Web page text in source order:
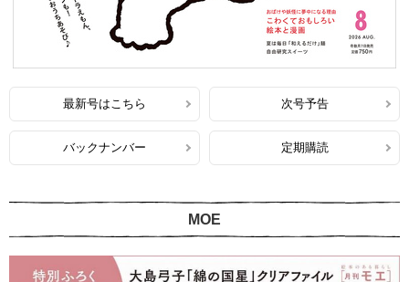
最新号はこちら 次号予告
バックナンバー 定期購読
MOE